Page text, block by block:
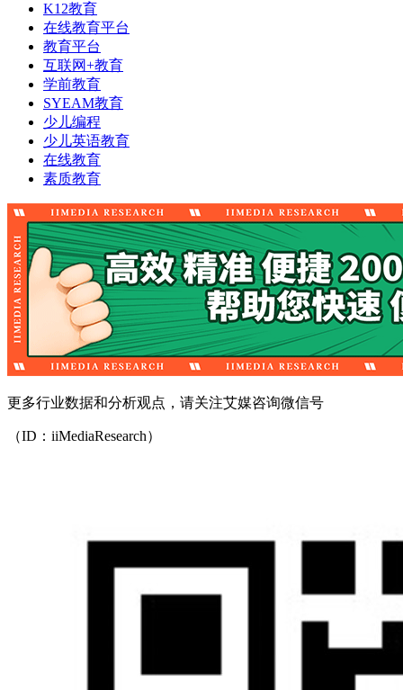
K12教育
在线教育平台
教育平台
互联网+教育
学前教育
SYEAM教育
少儿编程
少儿英语教育
在线教育
素质教育
更多行业数据和分析观点，请关注艾媒咨询微信号
（ID：iiMediaResearch）